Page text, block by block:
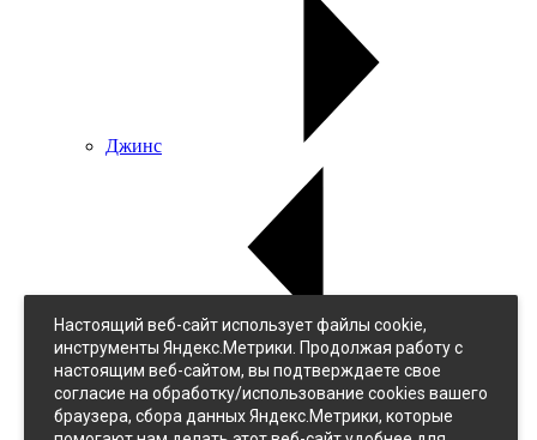
Джинс
Джинс
Однотонный
Принтованный
Настоящий веб-сайт использует файлы cookie,
инструменты Яндекс.Метрики. Продолжая работу с
настоящим веб-сайтом, вы подтверждаете свое
согласие на обработку/использование cookies вашего
браузера, сбора данных Яндекс.Метрики, которые